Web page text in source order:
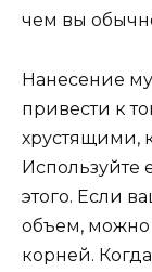
чем вы
Нанесение
привести к
хрустящими,
Используйте
этого. Если
объем, можно
корней.